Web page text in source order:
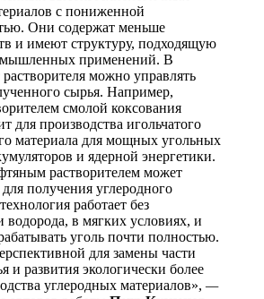
с пониженной
Они содержат меньше
и имеют структуру, подходящую
применений. В
можно управлять
сырья. Например,
смолой коксования
для производства игольчатого
материала для мощных угольных
и ядерной энергетики.
растворителем может
для получения углеродного
работает без
водорода, в мягких условиях, и
уголь почти полностью.
для замены части
и развития экологически более
углеродных материалов», —